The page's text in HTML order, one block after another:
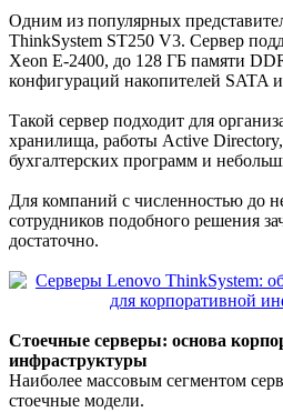
Одним из популярных
ThinkSystem ST250 V3. Сервер
Xeon E-2400, до 128 ГБ памяти
конфигураций накопителей SATA
Такой сервер подходит для
хранилища, работы Active
бухгалтерских программ и
Для компаний с численностью до
сотрудников подобного решения
достаточно.
Стоечные серверы: основа
инфраструктуры
Наиболее массовым сегментом
стоечные модели.